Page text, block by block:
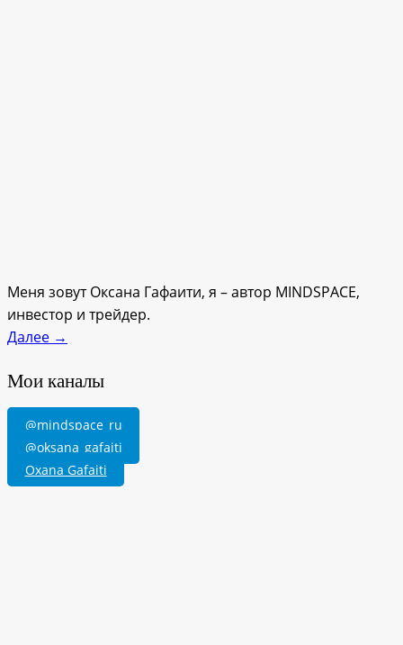
Меня зовут Оксана Гафаити, я – автор MINDSPACE,
инвестор и трейдер.
Далее →
Мои каналы
@mindspace_ru
@oksana_gafaiti
Oxana Gafaiti